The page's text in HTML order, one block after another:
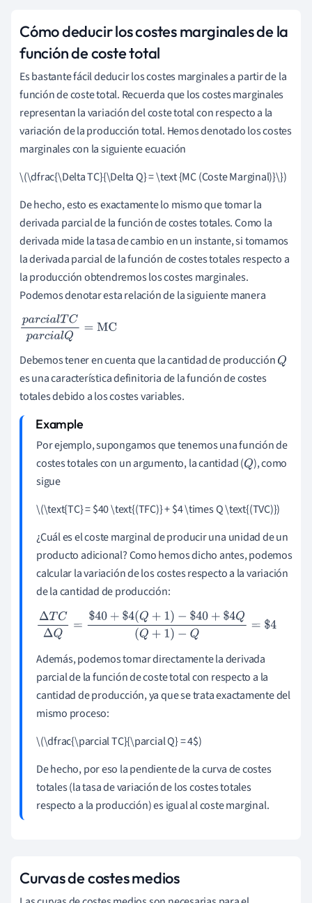
Cómo deducir los costes marginales de la
función de coste total
Es bastante fácil deducir los costes marginales a partir de la
función de coste total. Recuerda que los costes marginales
representan la variación del coste total con respecto a la
variación de la producción total. Hemos denotado los costes
marginales con la siguiente ecuación
\(\dfrac{\Delta TC}{\Delta Q} = \text {MC (Coste Marginal)}\})
De hecho, esto es exactamente lo mismo que tomar la
derivada parcial de la función de costes totales. Como la
derivada mide la tasa de cambio en un instante, si tomamos
la derivada parcial de la función de costes totales respecto a
la producción obtendremos los costes marginales.
Podemos denotar esta relación de la siguiente manera
parcialTCparc ial Q=M
Debemos tener en cuenta que la cantidad de producciónQ
es una característica definitoria de la función de costes
totales debido a los costes variables.
Por ejemplo, supongamos que tenemos una función de
costes totales con un argumento, la cantidad (Q), como
sigue
\(\text{TC} =$40 \text{(TFC)} +$4 \times Q \text{(TVC)})
¿Cuál es el coste marginal de producir una unidad de un
producto adicional? Como hemos dicho antes, podemos
calcular la variación de los costes respecto a la variación
de la cantidad de producción:
ΔTCΔQ= $40+$4(Q+1)−$40+$4Q(Q+1)−Q=$4
Además, podemos tomar directamente la derivada
parcial de la función de coste total con respecto a la
cantidad de producción, ya que se trata exactamente del
mismo proceso:
\(\dfrac{\parcial TC}{\parcial Q} = 4$)
De hecho, por eso la pendiente de la curva de costes
totales (la tasa de variación de los costes totales
respecto a la producción) es igual al coste marginal.
Curvas de costes medios